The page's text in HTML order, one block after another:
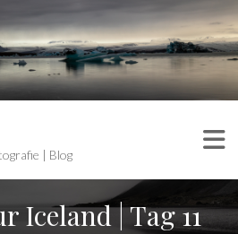
| Blog
Iceland | Tag 11